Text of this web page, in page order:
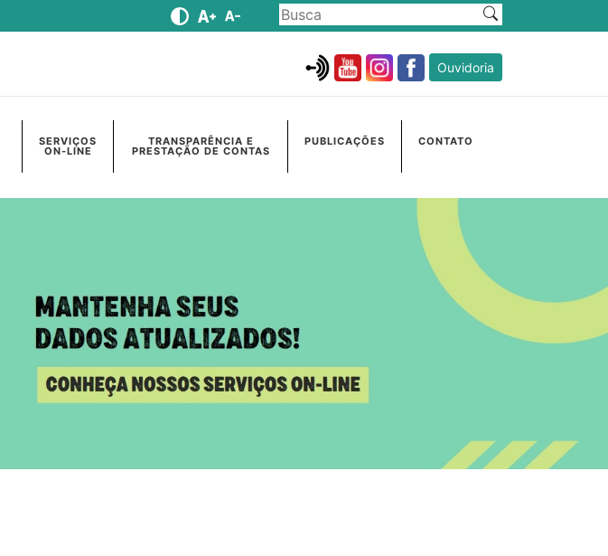
Ouvidoria
SERVIÇOS
ON-LINE
TRANSPARÊNCIA E
PRESTAÇÃO DE CONTAS
PUBLICAÇÕES CONTATO